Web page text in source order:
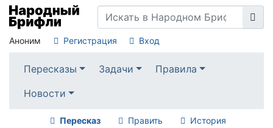
Аноним Регистрация Вход
Пересказы Задачи
Правила
Новости
Пересказ Править История